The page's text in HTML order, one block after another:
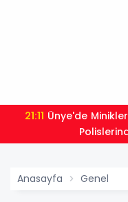
21:11
Anasayfa Genel